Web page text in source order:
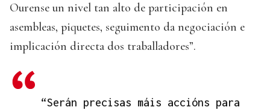
Ourense un nivel tan alto de participación en
asembleas, piquetes, seguimento da negociación e
implicación directa dos traballadores”.
“Serán precisas máis accións para